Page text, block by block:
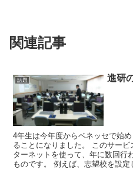
関連記事
話題 進研
4年生は今年度からベネッセで始
ることになりました。 このサー
ターネットを使って、年に数回行
ものです。 例えば、志望校を設定